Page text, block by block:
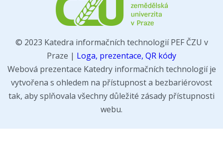
© 2023 Katedra informačních technologií PEF ČZU v
Praze | Loga, prezentace, QR kódy
Webová prezentace Katedry informačních technologií je
vytvořena s ohledem na přístupnost a bezbariérovost
tak, aby splňovala všechny důležité zásady přístupnosti
webu.